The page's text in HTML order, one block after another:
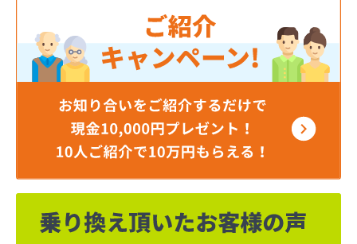
株式会社エコア 八代営業所
株式会社エコア 北部充填所
株式会社シバタ 熊本営業所
株式会社ジャパンクラフト
株式会社ダイイチライフ
株式会社タイプロ
株式会社タキガワ
株式会社ツバメ商会
株式会社フジイエネルギー
株式会社ホームエネルギー南九州
株式会社ホームエネルギー南九州
株式会社ミスミ 八代支店